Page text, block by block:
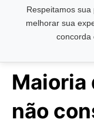
Respeitamos
melhorar sua
concorda
Pesquisar ...
Maioria
não